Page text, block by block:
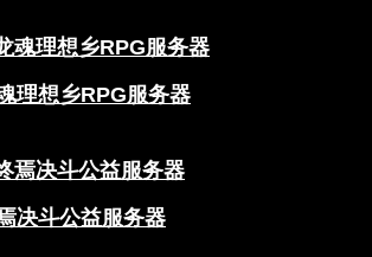
理想乡RPG服务器
决斗公益服务器